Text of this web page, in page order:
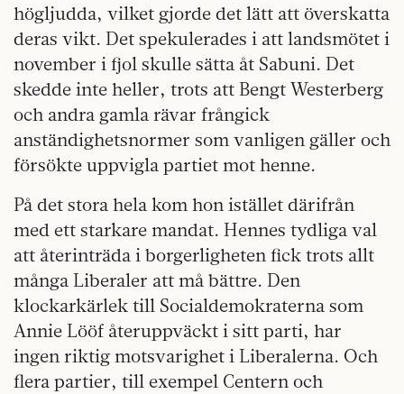
högljudda, vilket gjorde det lätt att överskatta
deras vikt. Det spekulerades i att landsmötet i
november i fjol skulle sätta åt Sabuni. Det
skedde inte heller, trots att Bengt Westerberg
och andra gamla rävar frångick
anständighetsnormer som vanligen gäller och
försökte uppvigla partiet mot henne.
På det stora hela kom hon istället därifrån
med ett starkare mandat. Hennes tydliga val
att återinträda i borgerligheten fick trots allt
många Liberaler att må bättre. Den
klockarkärlek till Socialdemokraterna som
Annie Lööf återuppväckt i sitt parti, har
ingen riktig motsvarighet i Liberalerna. Och
flera partier, till exempel Centern och